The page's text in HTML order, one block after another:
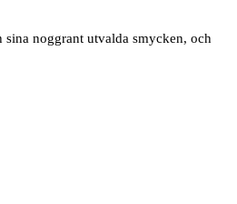
noggrant utvalda smycken, och